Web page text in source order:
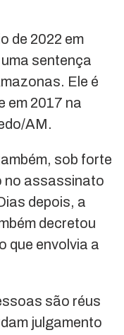
de 2022 em
sentença
Ele é
em 2017 na
AM.
sob forte
no assassinato
depois, a
decretou
que envolvia a
são réus
julgamento